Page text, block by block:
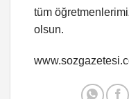
tüm
olsun.